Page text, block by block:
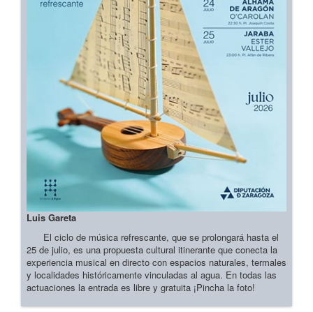
Luis Gareta
El ciclo de música refrescante, que se prolongará hasta el
25 de julio, es una propuesta cultural itinerante que conecta la
experiencia musical en directo con espacios naturales, termales
y localidades históricamente vinculadas al agua. En todas las
actuaciones la entrada es libre y gratuita ¡Pincha la foto!